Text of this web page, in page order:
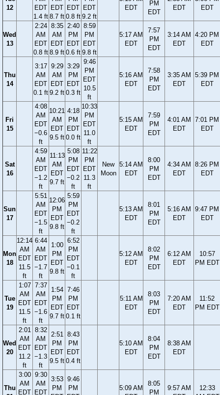
12
EDT
1.4 ft
EDT
8.7 ft
EDT
0.8 ft
EDT
9.2 ft
EDT
PM
EDT
EDT
EDT
Wed
13
2:24
AM
EDT
0.8 ft
8:35
AM
EDT
8.9 ft
2:40
PM
EDT
0.6 ft
8:59
PM
EDT
9.8 ft
5:17 AM
EDT
7:57
PM
EDT
3:14 AM
EDT
4:20 PM
EDT
Thu
14
3:17
AM
EDT
0.1 ft
9:29
AM
EDT
9.2 ft
3:29
PM
EDT
0.3 ft
9:46
PM
EDT
10.5
ft
5:16 AM
EDT
7:58
PM
EDT
3:35 AM
EDT
5:39 PM
EDT
Fri
15
4:08
AM
EDT
−0.6
ft
10:21
AM
EDT
9.5 ft
4:18
PM
EDT
0.0 ft
10:33
PM
EDT
11.0
ft
5:15 AM
EDT
7:59
PM
EDT
4:01 AM
EDT
7:01 PM
EDT
Sat
16
4:59
AM
EDT
−1.2
ft
11:13
AM
EDT
9.7 ft
5:08
PM
EDT
−0.2
ft
11:22
PM
EDT
11.3
ft
New
Moon
5:14 AM
EDT
8:00
PM
EDT
4:34 AM
EDT
8:26 PM
EDT
Sun
17
5:51
AM
EDT
−1.5
ft
12:06
PM
EDT
9.8 ft
5:59
PM
EDT
−0.2
ft
5:13 AM
EDT
8:01
PM
EDT
5:16 AM
EDT
9:47 PM
EDT
Mon
18
12:14
AM
EDT
11.5
ft
6:44
AM
EDT
−1.7
ft
1:00
PM
EDT
9.8 ft
6:52
PM
EDT
−0.1
ft
5:12 AM
EDT
8:02
PM
EDT
6:12 AM
EDT
10:57
PM EDT
Tue
19
1:07
AM
EDT
11.5
ft
7:37
AM
EDT
−1.6
ft
1:54
PM
EDT
9.7 ft
7:46
PM
EDT
0.1 ft
5:11 AM
EDT
8:03
PM
EDT
7:20 AM
EDT
11:52
PM EDT
Wed
20
2:01
AM
EDT
11.2
ft
8:32
AM
EDT
−1.3
ft
2:51
PM
EDT
9.5 ft
8:43
PM
EDT
0.4 ft
5:10 AM
EDT
8:04
PM
EDT
8:38 AM
EDT
Thu
3:00
AM
EDT
9:30
AM
EDT
3:53
PM
9:46
PM
5:09 AM
8:05
PM
9:57 AM
12:33